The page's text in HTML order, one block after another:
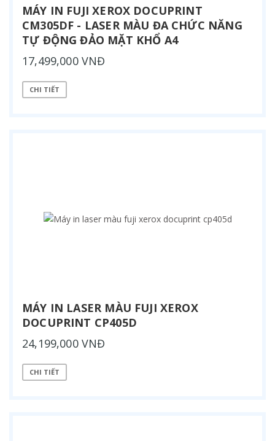
MÁY IN FUJI XEROX DOCUPRINT
CM305DF - LASER MÀU ĐA CHỨC NĂNG
TỰ ĐỘNG ĐẢO MẶT KHỔ A4
17,499,000 VNĐ
CHI TIẾT
MÁY IN LASER MÀU FUJI XEROX
DOCUPRINT CP405D
24,199,000 VNĐ
CHI TIẾT